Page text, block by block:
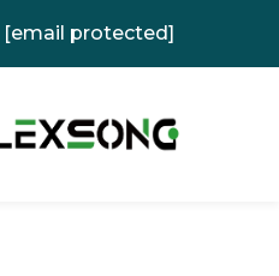
[email protected]